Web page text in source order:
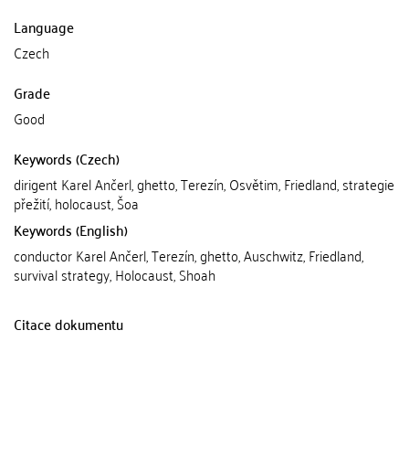
Language
Czech
Grade
Good
Keywords (Czech)
dirigent Karel Ančerl, ghetto, Terezín, Osvětim, Friedland, strategie
přežití, holocaust, Šoa
Keywords (English)
conductor Karel Ančerl, Terezín, ghetto, Auschwitz, Friedland,
survival strategy, Holocaust, Shoah
Citace dokumentu